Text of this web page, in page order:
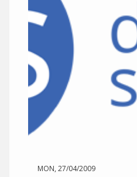
MON, 27/04/2009